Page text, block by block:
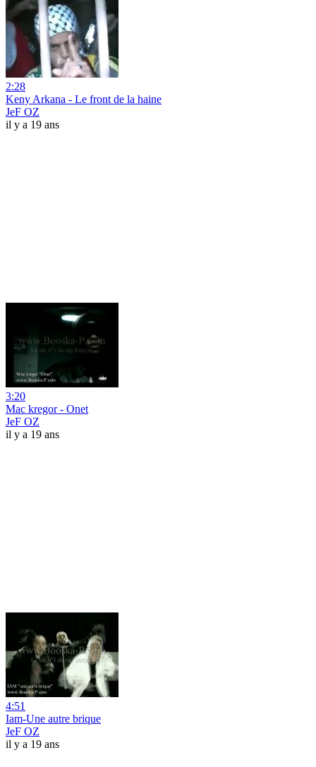
2:28
Keny Arkana - Le front de la haine
JeF OZ
il y a 19 ans
3:20
Mac kregor - Onet
JeF OZ
il y a 19 ans
4:51
Iam-Une autre brique
JeF OZ
il y a 19 ans